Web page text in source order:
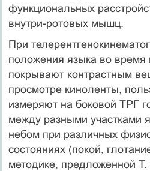
функциональных
внутри-ротовых мышц.
При
положе­ния языка во время
покрывают контра­стным
просмотре киноленты,
измеряют на боковой ТРГ
между разными участками
небом при различных
состояниях (покой,
методике, предложенной